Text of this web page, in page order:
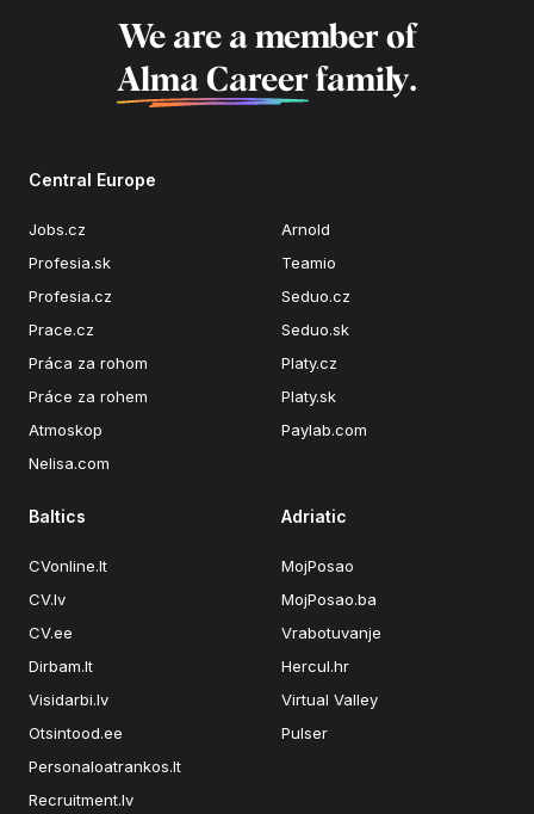
We are a member of
Alma Career family.
Central Europe
Jobs.cz
Profesia.sk
Profesia.cz
Prace.cz
Práca za rohom
Práce za rohem
Atmoskop
Nelisa.com
Arnold
Teamio
Seduo.cz
Seduo.sk
Platy.cz
Platy.sk
Paylab.com
Baltics
CVonline.lt
CV.lv
CV.ee
Dirbam.lt
Visidarbi.lv
Otsintood.ee
Personaloatrankos.lt
Recruitment.lv
Adriatic
MojPosao
MojPosao.ba
Vrabotuvanje
Hercul.hr
Virtual Valley
Pulser